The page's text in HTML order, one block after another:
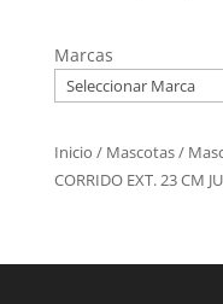
Marcas
Inicio / Mascotas/
CORRIDO EXT. 23 CM